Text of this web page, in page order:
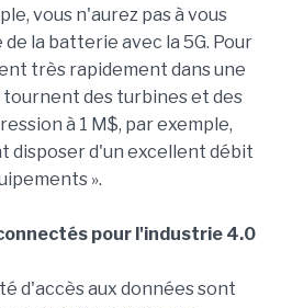
vous n'aurez pas à vous
la batterie avec la 5G. Pour
très rapidement dans une
des turbines et des
à 1 M$, par exemple,
disposer d'un excellent débit
».
pour l'industrie 4.0
d'accès aux données sont